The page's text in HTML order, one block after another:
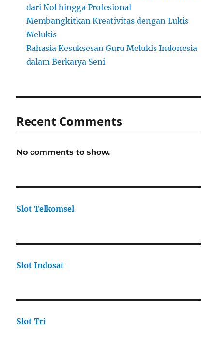
dari Nol hingga Profesional
Membangkitkan Kreativitas dengan Lukis
Melukis
Rahasia Kesuksesan Guru Melukis Indonesia
dalam Berkarya Seni
Recent Comments
No comments to show.
Slot Telkomsel
Slot Indosat
Slot Tri